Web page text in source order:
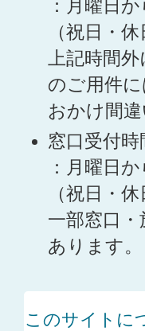
：月曜日
（祝日・
上記時間
のご用件に
おかけ間
窓口受付時
：月曜日
（祝日・
一部窓口
あります。
このサイトに